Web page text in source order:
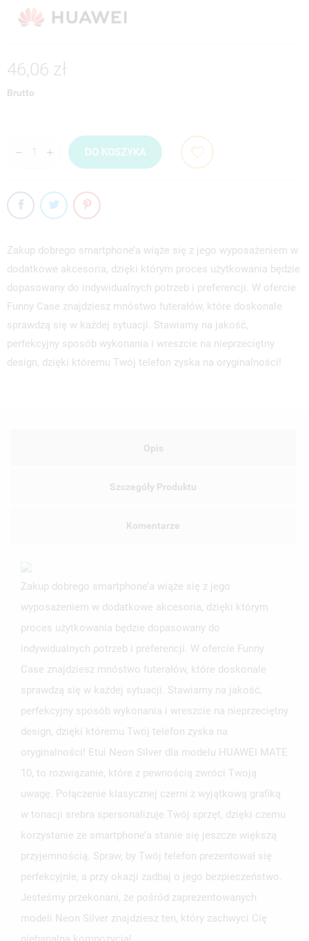
46,06 zł
Brutto
DO KOSZYKA
Zakup dobrego smartphone’a wiąże się z jego wyposażeniem w
dodatkowe akcesoria, dzięki którym proces użytkowania będzie
dopasowany do indywidualnych potrzeb i preferencji. W ofercie
Funny Case znajdziesz mnóstwo futerałów, które doskonale
sprawdzą się w każdej sytuacji. Stawiamy na jakość,
perfekcyjny sposób wykonania i wreszcie na nieprzeciętny
design, dzięki któremu Twój telefon zyska na oryginalności!
Opis
Szczegóły Produktu
Komentarze
Zakup dobrego smartphone’a wiąże się z jego
wyposażeniem w dodatkowe akcesoria, dzięki którym
proces użytkowania będzie dopasowany do
indywidualnych potrzeb i preferencji. W ofercie Funny
Case znajdziesz mnóstwo futerałów, które doskonale
sprawdzą się w każdej sytuacji. Stawiamy na jakość,
perfekcyjny sposób wykonania i wreszcie na nieprzeciętny
design, dzięki któremu Twój telefon zyska na
oryginalności! Etui Neon Silver dla modelu HUAWEI MATE
10, to rozwiązanie, które z pewnością zwróci Twoją
uwagę. Połączenie klasycznej czerni z wyjątkową grafiką
w tonacji srebra spersonalizuje Twój sprzęt, dzięki czemu
korzystanie ze smartphone’a stanie się jeszcze większą
przyjemnością. Spraw, by Twój telefon prezentował się
perfekcyjnie, a przy okazji zadbaj o jego bezpieczeństwo.
Jesteśmy przekonani, że pośród zaprezentowanych
modeli Neon Silver znajdziesz ten, który zachwyci Cię